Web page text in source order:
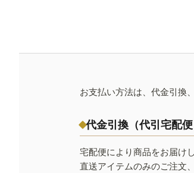
お支払い方法は、代金引換
代金引換（代引宅配便
宅配便により商品をお届け
直送アイテムのみのご注文